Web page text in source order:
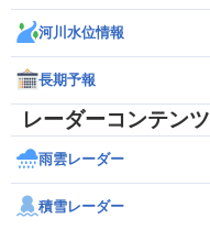
河川水位情報
長期予報
レーダーコンテンツ
雨雲レーダー
積雪レーダー